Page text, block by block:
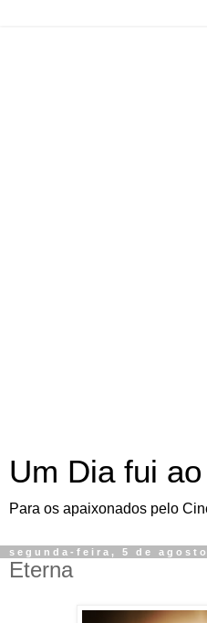
Um Dia fui
Para os apaixonados pelo
segunda-feira, 5 de agosto
Eterna